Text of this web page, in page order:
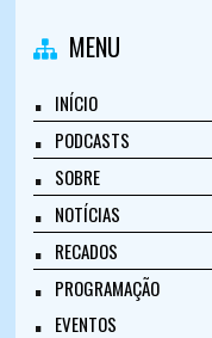
MENU
INÍCIO
PODCASTS
SOBRE
NOTÍCIAS
RECADOS
PROGRAMAÇÃO
EVENTOS